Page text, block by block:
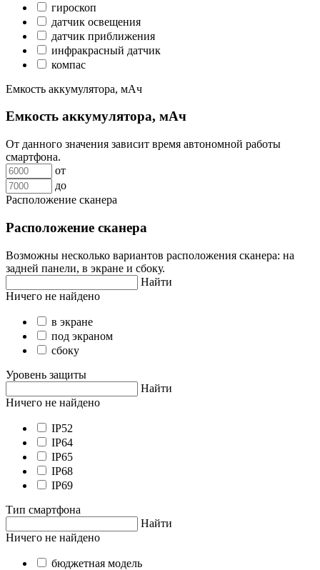
гироскоп
датчик освещения
датчик приближения
инфракрасный датчик
компас
Емкость аккумулятора, мАч
Емкость аккумулятора, мАч
От данного значения зависит время автономной работы
смартфона.
от
до
Расположение сканера
Расположение сканера
Возможны несколько вариантов расположения сканера: на
задней панели, в экране и сбоку.
Найти
Ничего не найдено
в экране
под экраном
сбоку
Уровень защиты
Найти
Ничего не найдено
IP52
IP64
IP65
IP68
IP69
Тип смартфона
Найти
Ничего не найдено
бюджетная модель